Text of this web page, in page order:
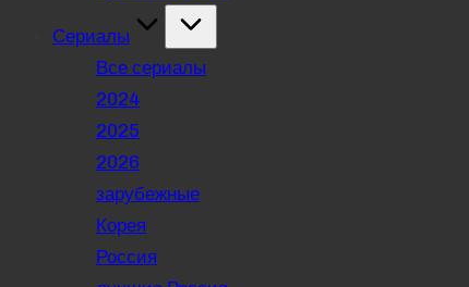
Сериалы
Все сериалы
2024
2025
2026
зарубежные
Корея
Россия